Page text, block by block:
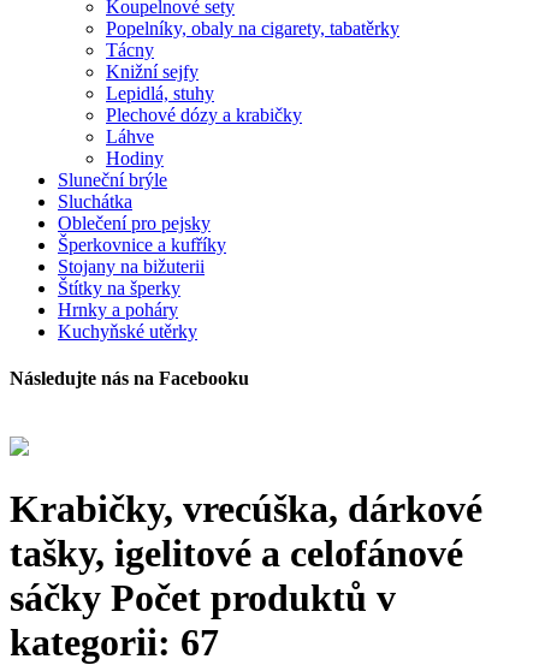
Koupelnové sety
Popelníky, obaly na cigarety, tabatěrky
Tácny
Knižní sejfy
Lepidlá, stuhy
Plechové dózy a krabičky
Láhve
Hodiny
Sluneční brýle
Sluchátka
Oblečení pro pejsky
Šperkovnice a kufříky
Stojany na bižuterii
Štítky na šperky
Hrnky a poháry
Kuchyňské utěrky
Následujte nás na Facebooku
Krabičky, vrecúška, dárkové
tašky, igelitové a celofánové
sáčky Počet produktů v
kategorii: 67